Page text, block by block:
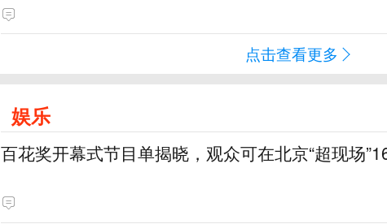
点击查看更多
娱乐
百花奖开幕式节目单揭晓，观众可在北京“超现场